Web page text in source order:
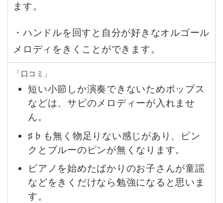
ます。
・ハンドルを回すと自分が好きなオルゴール
メロディをきくことができます。
「口コミ」
短い小節しか演奏できないためポップス
などは、サビのメロディーが入れませ
ん。
♯♭も無く物足りない感じがあり、ピン
クとブルーのピンが無くなります。
ピアノを始めたばかりのお子さんが童謡
などをきくだけなら勉強になると思いま
す。